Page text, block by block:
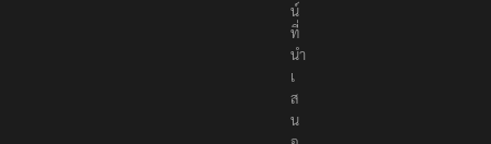
น์
ที่
นำ
เ
ส
น